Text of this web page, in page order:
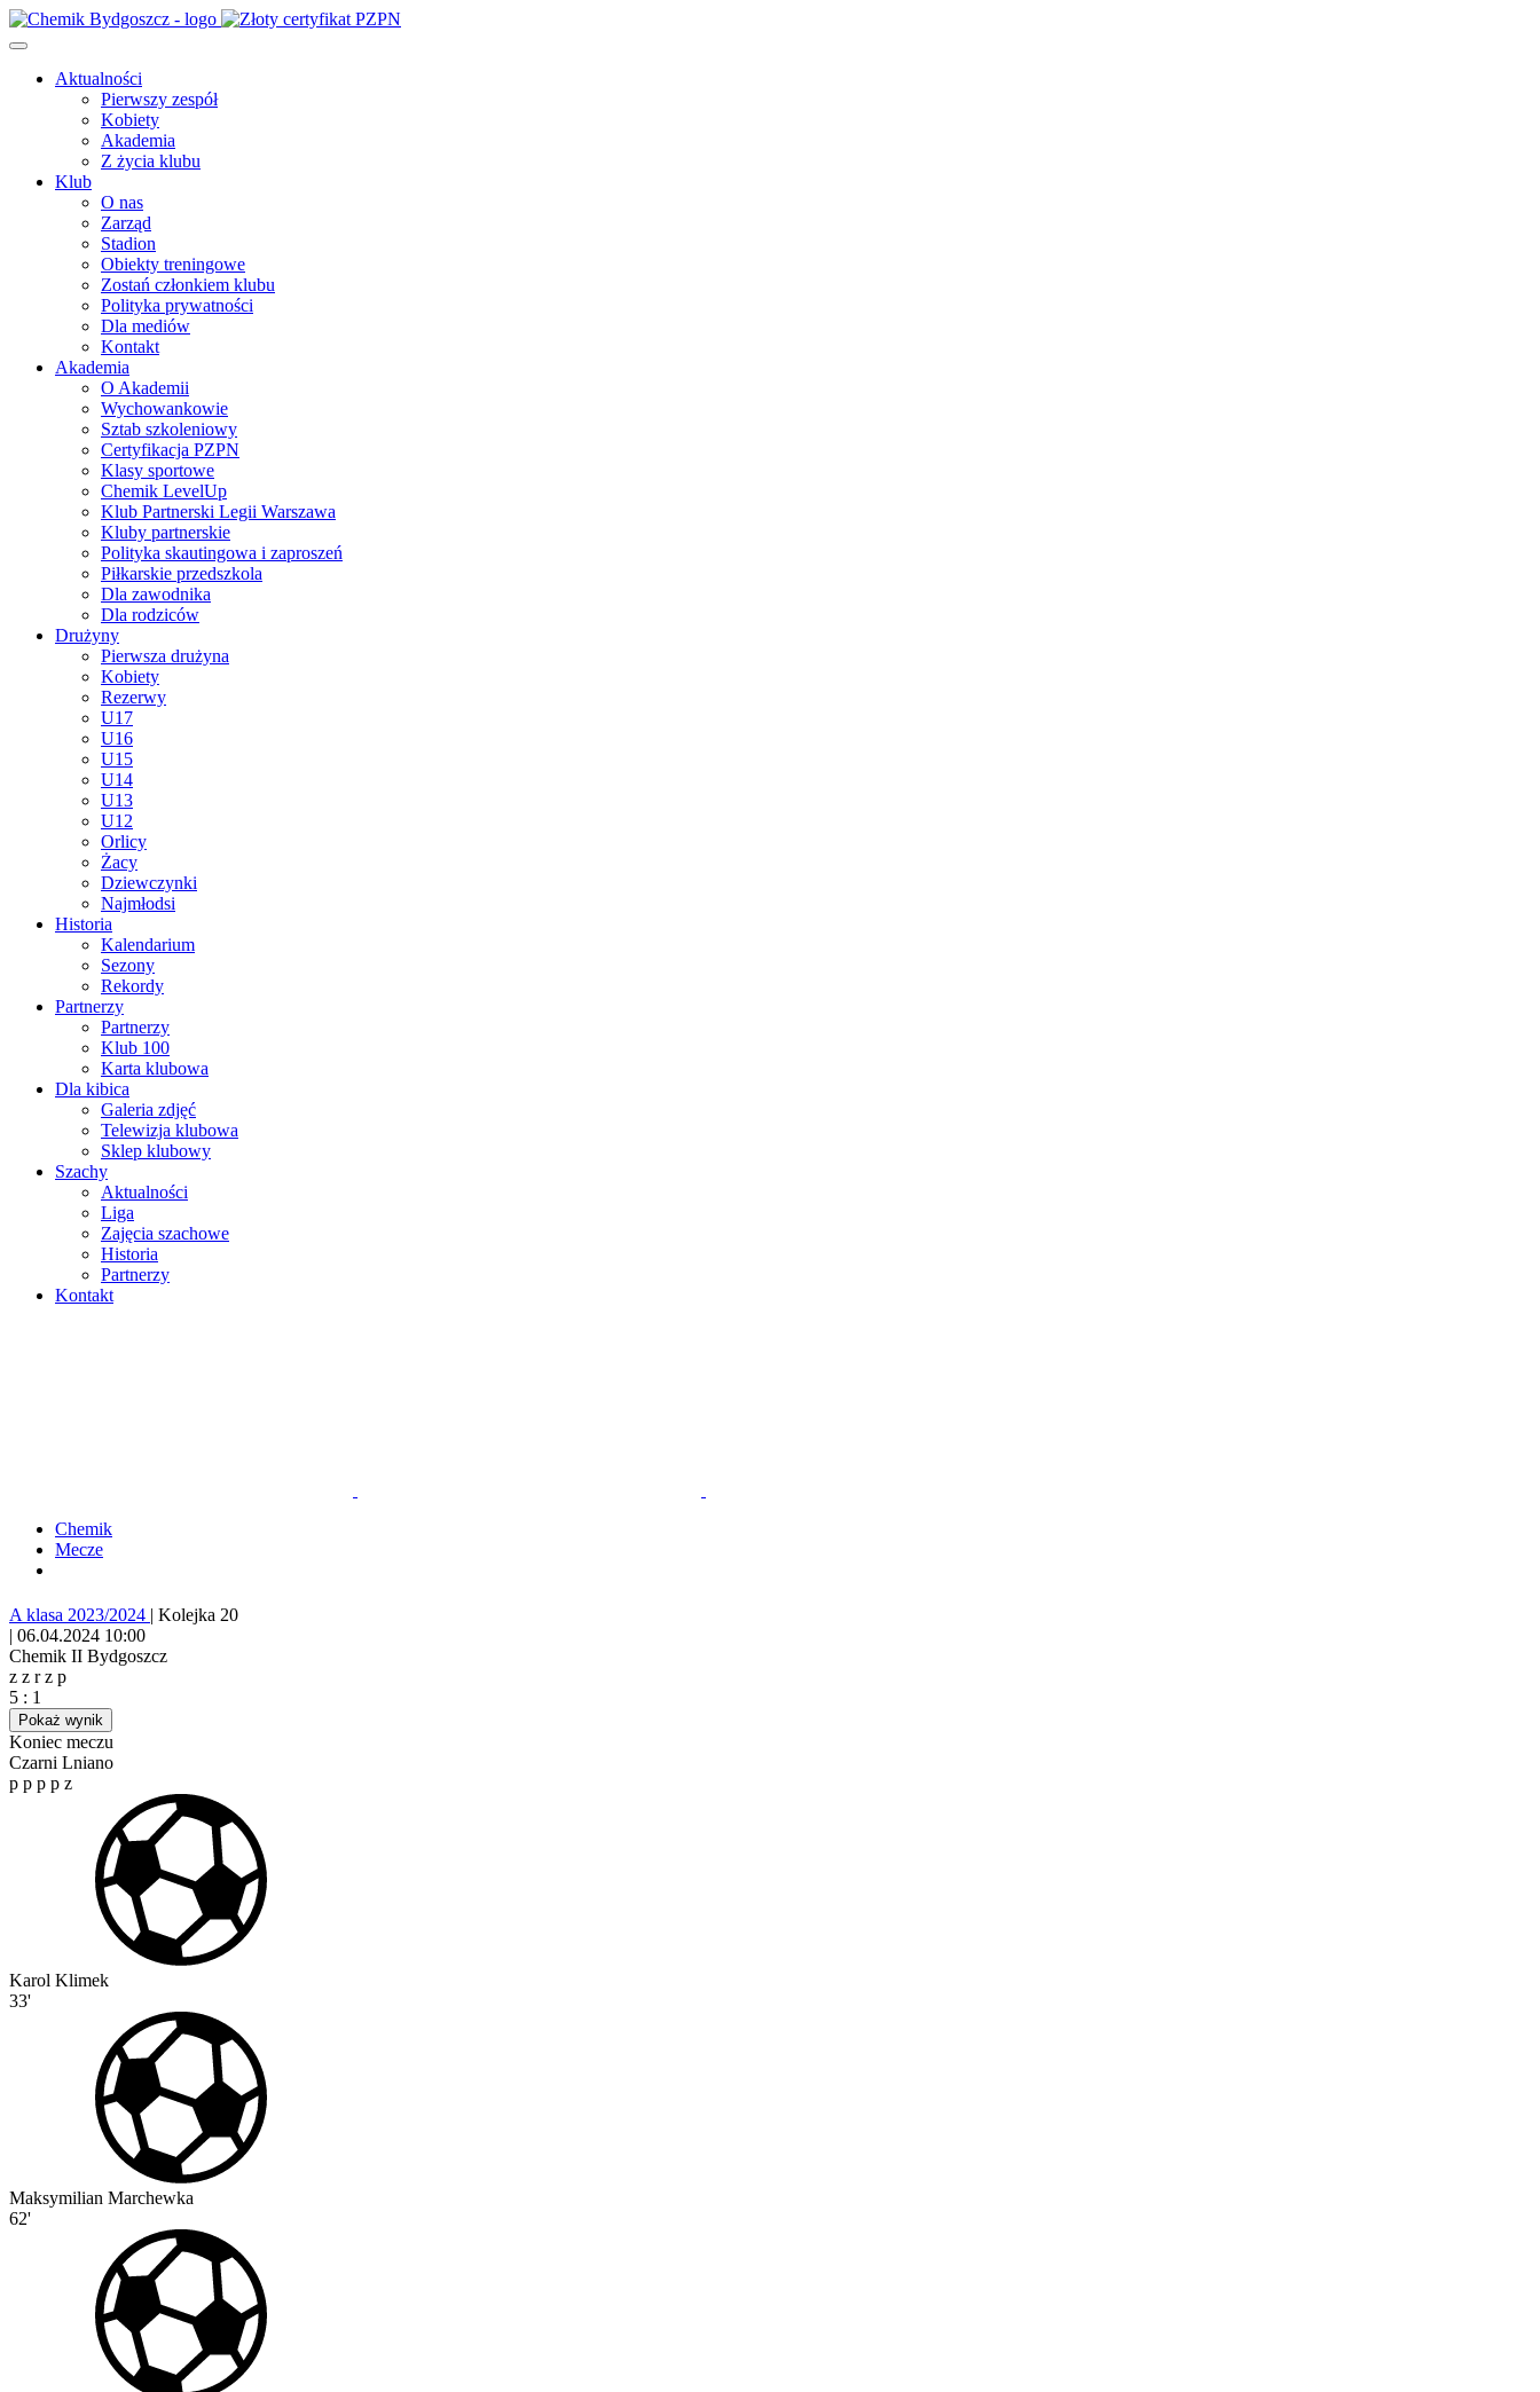
Aktualności
Pierwszy zespół
Kobiety
Akademia
Z życia klubu
Klub
O nas
Zarząd
Stadion
Obiekty treningowe
Zostań członkiem klubu
Polityka prywatności
Dla mediów
Kontakt
Akademia
O Akademii
Wychowankowie
Sztab szkoleniowy
Certyfikacja PZPN
Klasy sportowe
Chemik LevelUp
Klub Partnerski Legii Warszawa
Kluby partnerskie
Polityka skautingowa i zaproszeń
Piłkarskie przedszkola
Dla zawodnika
Dla rodziców
Drużyny
Pierwsza drużyna
Kobiety
Rezerwy
U17
U16
U15
U14
U13
U12
Orlicy
Żacy
Dziewczynki
Najmłodsi
Historia
Kalendarium
Sezony
Rekordy
Partnerzy
Partnerzy
Klub 100
Karta klubowa
Dla kibica
Galeria zdjęć
Telewizja klubowa
Sklep klubowy
Szachy
Aktualności
Liga
Zajęcia szachowe
Historia
Partnerzy
Kontakt
Chemik
Mecze
A klasa 2023/2024 | Kolejka 20
| 06.04.2024 10:00
Chemik II Bydgoszcz
z z rz p
5 : 1
Pokaż wynik
Koniec meczu
Czarni Lniano
p p p p z
Karol Klimek
33'
Maksymilian Marchewka
62'